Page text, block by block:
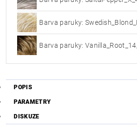
Barva paruky:
Barva paruky:
POPIS
PARAMETRY
DISKUZE